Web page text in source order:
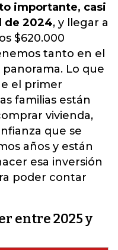
importante, casi
de 2024, y llegar a
$620.000
tanto en el
Lo que
el primer
familias están
vivienda,
que se
años y están
esa inversión
poder contar
entre 2025 y